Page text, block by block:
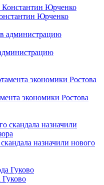
Юрченко
экономики Ростова
назначили нового
Гуково